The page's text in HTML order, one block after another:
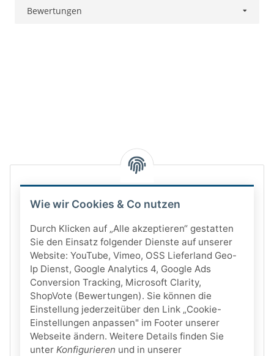
Bewertungen
Wie wir Cookies & Co nutzen
Durch Klicken auf „Alle akzeptieren“ gestatten
Sie den Einsatz folgender Dienste auf unserer
Website: YouTube, Vimeo, OSS Lieferland Geo-
Ip Dienst, Google Analytics 4, Google Ads
Conversion Tracking, Microsoft Clarity,
ShopVote (Bewertungen). Sie können die
Einstellung jederzeitüber den Link „Cookie-
Einstellungen anpassen" im Footer unserer
Webseite ändern. Weitere Details finden Sie
unter Konfigurieren und in unserer